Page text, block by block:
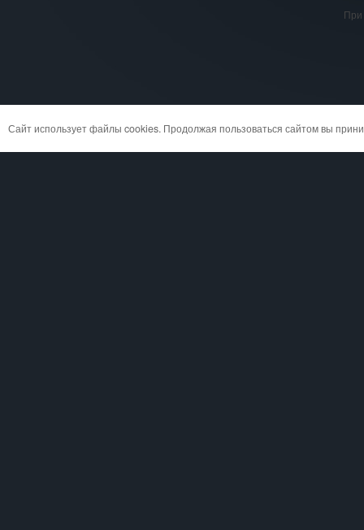
При
Сайт использует файлы cookies. Продолжая пользоваться сайтом вы